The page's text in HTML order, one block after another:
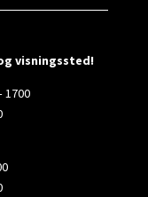
visningssted!
1700